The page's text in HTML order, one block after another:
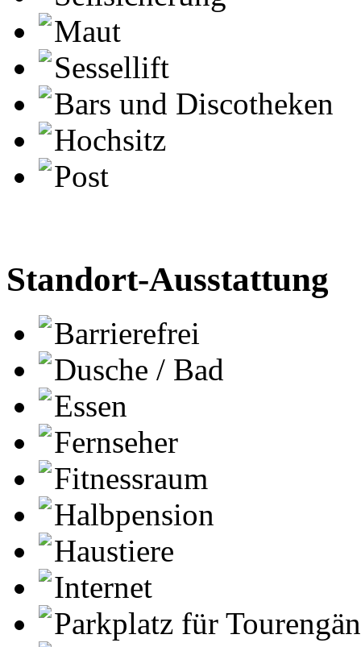
Maut
Sessellift
Bars und Discotheken
Hochsitz
Post
Standort-Ausstattung
Barrierefrei
Dusche / Bad
Essen
Fernseher
Fitnessraum
Halbpension
Haustiere
Internet
Parkplatz für